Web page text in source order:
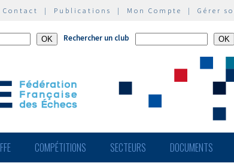
Contact | Publications | Mon Compte | Gérer
Rechercher un club
FFE COMPÉTITIONS SECTEURS DOCUMENTS